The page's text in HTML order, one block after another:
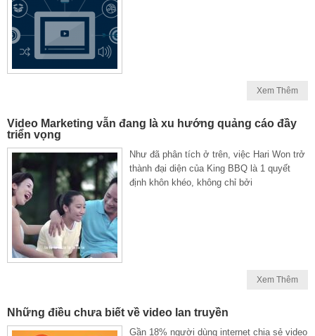
Xem Thêm
Video Marketing vẫn đang là xu hướng quảng cáo đầy
triển vọng
Như đã phân tích ở trên, việc Hari Won trở
thành đại diện của King BBQ là 1 quyết
định khôn khéo, không chỉ bởi
Xem Thêm
Những điều chưa biết về video lan truyền
Gần 18% người dùng internet chia sẻ video